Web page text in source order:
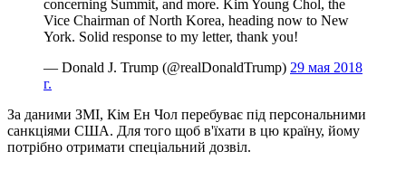
concerning Summit, and more. Kim Young Chol, the
Vice Chairman of North Korea, heading now to New
York. Solid response to my letter, thank you!
— Donald J. Trump (@realDonaldTrump) 29 мая 2018
г.
За даними ЗМІ, Кім Ен Чол перебуває під персональними
санкціями США. Для того щоб в'їхати в цю країну, йому
потрібно отримати спеціальний дозвіл.